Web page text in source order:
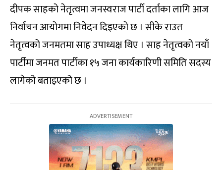
दीपक साहको नेतृत्वमा जनस्वराज पार्टी दर्ताका लागि आज
निर्वाचन आयोगमा निवेदन दिइएको छ । सीके राउत
नेतृत्वको जनमतमा साह उपाध्यक्ष थिए । साह नेतृत्वको नयाँ
पार्टीमा जनमत पार्टीका १५ जना कार्यकारिणी समिति सदस्य
लागेको बताइएको छ ।